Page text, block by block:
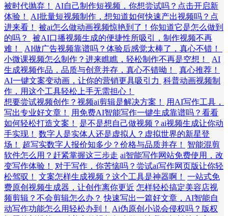
被时代抛弃！
AI自己制作短视频，你想尝试吗？点击开启新
体验！
AI批量短视频制作，想知道如何快速产出视频吗？点
进来看！
被ai怎么做动画视频惊艳到了！你知道它是怎么做到
的吗？
被AI口播视频生成的便捷性所吸引，制作视频不再
难！
AI做广告视频靠谱吗？体验后感觉太棒了，真心不错！
小微课视频怎么制作？进来瞧瞧，轻松制作不再是空想！
AI
生成视频作品，品质与创意并存，真心不错呦！
真心推荐！
AI一键文案变动画，让你的营销更具吸引力 科普动画视频制
作，用这个工具轻松上手无需担心！
想要尝试视频创作？视频ai剪辑是解决方案！
用AI写作工具，
写出专业好文章！
用免费AI智能写作一键生成靠谱吗？看看
如何轻松打造文案！
是不是想自己做视频？ai视频生成让你动
手实现！
数字人是实体人还是虚拟人？虚拟世界的新星登
场！
超写实数字人报价知多少？价格与品质并存！
智能混剪
软件怎么用？赶紧掌握这三步走 ai智能写作网站免费使用，改
变写作体验！
对于写作，你苦恼吗？尝试ai写作网页版让你轻
松驾驭！
文案怎样生成视频？这个工具是神器啊！
一站式免
费原创视频生成器，让创作离你更近 怎样轻松搞定美容店视
频剪辑？不会剪辑怎么办？ 快速写出一篇好文章，AI智能自
动写作功能怎么用轻松办到！
Ai伪原创小说会侵权吗？版权